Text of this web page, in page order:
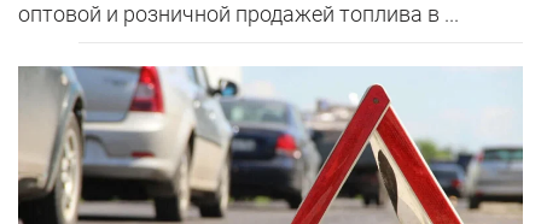
оптовой и розничной продажей топлива в ...